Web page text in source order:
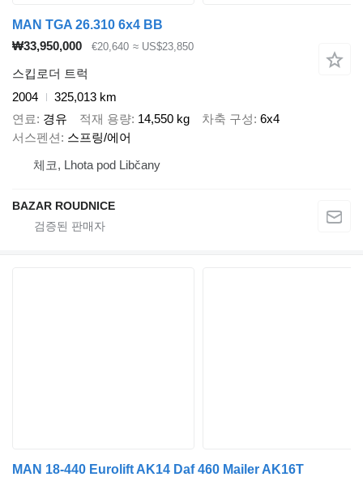
MAN TGA 26.310 6x4 BB
₩33,950,000
€20,640 ≈ US$23,850
스킵로더 트럭
2004
325,013 km
연료
경유 적재 용량 14,550 kg 차축 구성 6x4
서스펜션
스프링/에어
체코, Lhota pod Libčany
BAZAR ROUDNICE
MAN 18-440 Eurolift AK14 Daf 460 Mailer AK16T